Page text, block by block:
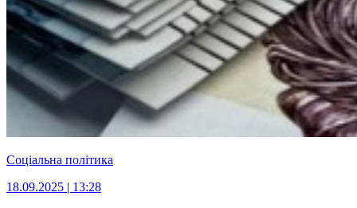
Соціальна політика
18.09.2025 | 13:28